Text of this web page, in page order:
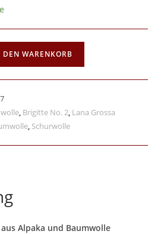
DEN WARENKORB
, Brigitte No. 2, Lana Grossa
, Schurwolle
Alpaka und Baumwolle